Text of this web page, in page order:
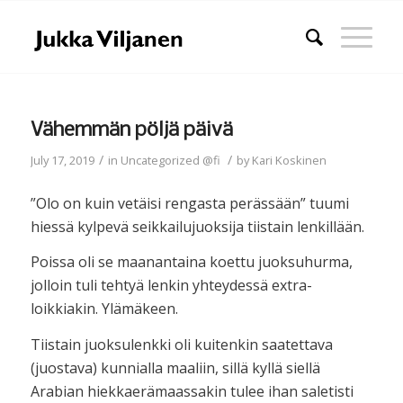
Vähemmän pöljä päivä
July 17, 2019 / in Uncategorized @fi / byKari Koskinen
”Olo on kuin vetäisi rengasta perässään” tuumi
hiessä kylpevä seikkailujuoksija tiistain lenkillään.
Poissa oli se maanantaina koettu juoksuhurma,
jolloin tuli tehtyä lenkin yhteydessä extra-
loikkiakin. Ylämäkeen.
Tiistain juoksulenkki oli kuitenkin saatettava
(juostava) kunnialla maaliin, sillä kyllä siellä
Arabian hiekkaerämaassakin tulee ihan saletisti